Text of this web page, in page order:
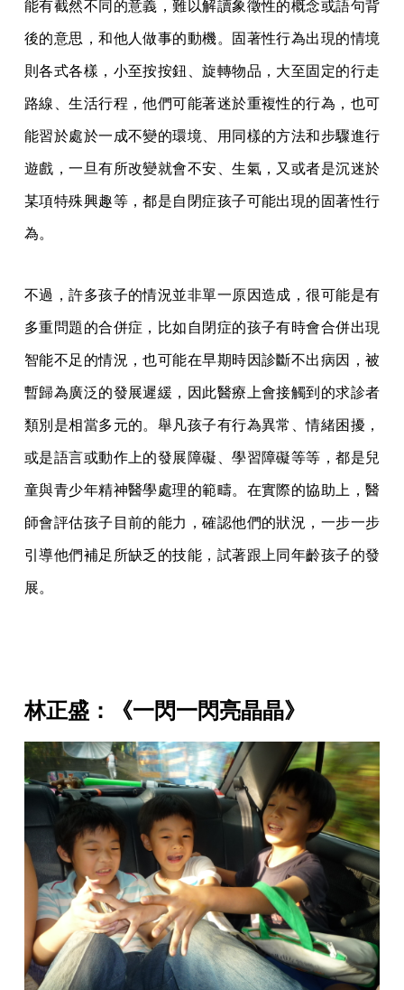
能有截然不同的意義，難以解讀象徵性的概念或語句背
後的意思，和他人做事的動機。固著性行為出現的情境
則各式各樣，小至按按鈕、旋轉物品，大至固定的行走
路線、生活行程，他們可能著迷於重複性的行為，也可
能習於處於一成不變的環境、用同樣的方法和步驟進行
遊戲，一旦有所改變就會不安、生氣，又或者是沉迷於
某項特殊興趣等，都是自閉症孩子可能出現的固著性行
為。
不過，許多孩子的情況並非單一原因造成，很可能是有
多重問題的合併症，比如自閉症的孩子有時會合併出現
智能不足的情況，也可能在早期時因診斷不出病因，被
暫歸為廣泛的發展遲緩，因此醫療上會接觸到的求診者
類別是相當多元的。舉凡孩子有行為異常、情緒困擾，
或是語言或動作上的發展障礙、學習障礙等等，都是兒
童與青少年精神醫學處理的範疇。在實際的協助上，醫
師會評估孩子目前的能力，確認他們的狀況，一步一步
引導他們補足所缺乏的技能，試著跟上同年齡孩子的發
展。
林正盛：《一閃一閃亮晶晶》